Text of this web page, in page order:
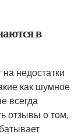
в
недостатки
как шумное
всегда
отзывы о том,